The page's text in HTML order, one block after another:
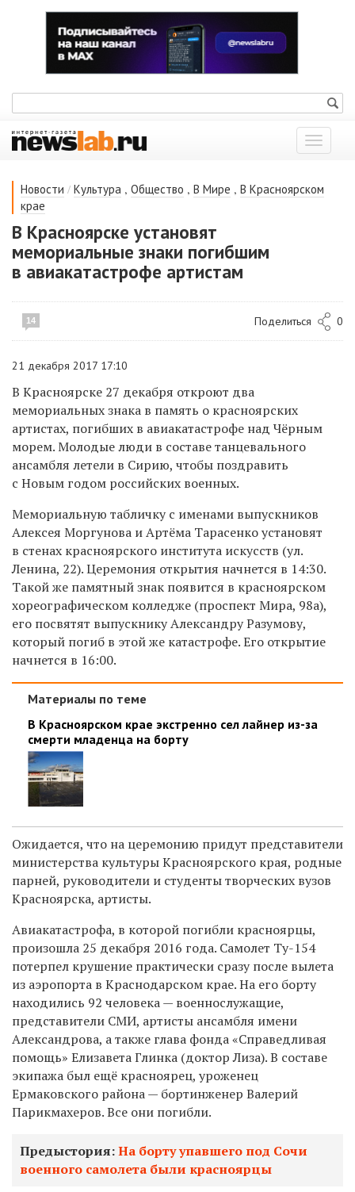
Показать
меню
Новости / Культура , Общество , В Мире , В Красноярском
крае
В Красноярске установят
мемориальные знаки погибшим
в авиакатастрофе артистам
14 Поделиться 0
21 декабря 2017 17:10
В Красноярске 27 декабря откроют два
мемориальных знака в память о красноярских
артистах, погибших в авиакатастрофе над Чёрным
морем. Молодые люди в составе танцевального
ансамбля летели в Сирию, чтобы поздравить
с Новым годом российских военных.
Мемориальную табличку с именами выпускников
Алексея Моргунова и Артёма Тарасенко установят
в стенах красноярского института искусств (ул.
Ленина, 22). Церемония открытия начнется в 14:30.
Такой же памятный знак появится в красноярском
хореографическом колледже (проспект Мира, 98а),
его посвятят выпускнику Александру Разумову,
который погиб в этой же катастрофе. Его открытие
начнется в 16:00.
Материалы по теме
В Красноярском крае экстренно сел лайнер из-за
смерти младенца на борту
Ожидается, что на церемонию придут представители
министерства культуры Красноярского края, родные
парней, руководители и студенты творческих вузов
Красноярска, артисты.
Авиакатастрофа, в которой погибли красноярцы,
произошла 25 декабря 2016 года. Самолет Ту-154
потерпел крушение практически сразу после вылета
из аэропорта в Краснодарском крае. На его борту
находились 92 человека — военнослужащие,
представители СМИ, артисты ансамбля имени
Александрова, а также глава фонда «Справедливая
помощь» Елизавета Глинка (доктор Лиза). В составе
экипажа был ещё красноярец, уроженец
Ермаковского района — бортинженер Валерий
Парикмахеров. Все они погибли.
Предыстория:На борту упавшего под Сочи
военного самолета были красноярцы